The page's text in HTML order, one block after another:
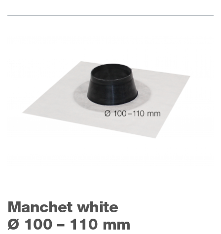
Manchet white
Ø 100 – 110 mm